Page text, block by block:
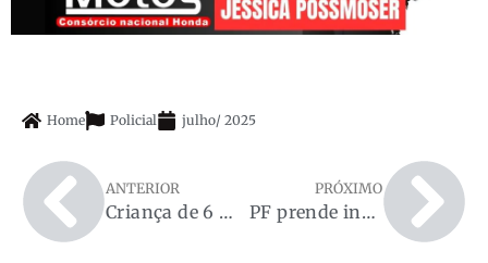
Home Policial julho/ 2025
ANTERIOR
Criança de 6 anos e motociclista ficam feridos após atropelamento em Cacoal
PRÓXIMO
PF prende indivíduo transportando 40 kg de drogas em caminhão